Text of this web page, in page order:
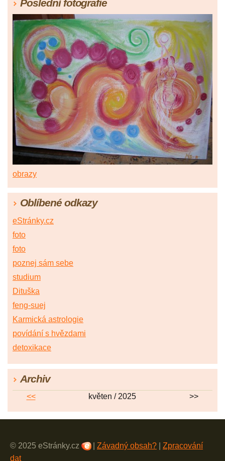
Poslední fotografie
obrazy
Oblíbené odkazy
eStránky.cz
foto
foto
poznej sám sebe
studium
Dituška
feng-suej
Karmická astrologie
povídání s hvězdami
detoxikace
Archiv
<< květen / 2025 >>
© 2025 eStránky.cz Závadný obsah?
Zpracování
dat